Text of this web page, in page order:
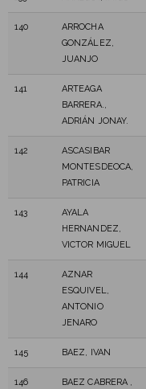
140
ARROCHA
GONZÁLEZ,
JUANJO
141
ARTEAGA
BARRERA.,
ADRIÁN JONAY.
142
ASCASIBAR
MONTESDEOCA,
PATRICIA
143
AYALA
HERNANDEZ,
VICTOR MIGUEL
144
AZNAR
ESQUIVEL,
ANTONIO
JENARO
145 BAEZ, IVAN
146
BAEZ CABRERA ,